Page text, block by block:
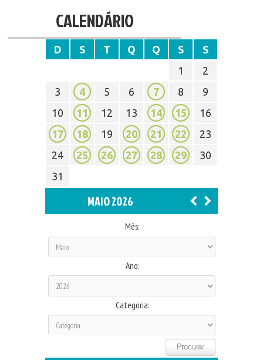
CALENDÁRIO
D S T Q Q S
S
1
2
3
4 5 6 7 8
9
10
11 12 13 14 15
16
17
18 19 20 21 22
23
24
25 26 27 28 29
30
31
MAIO 2026
Mês:
Ano:
Categoria: